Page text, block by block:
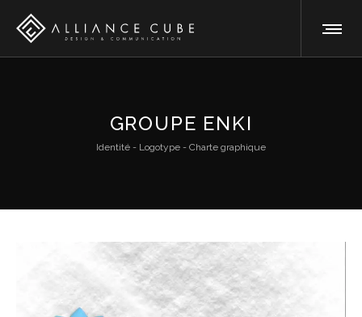
GROUPE ENKI
Identité - Logotype - Charte graphique